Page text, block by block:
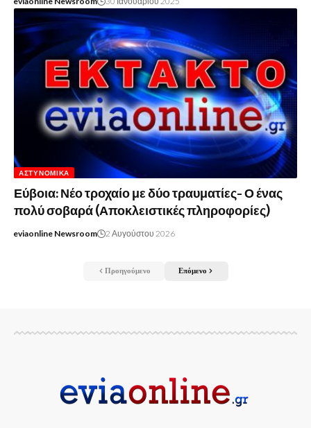
ΑΣΤΥΝΟΜΙΚΆ
Εύβοια: Νέο τροχαίο με δύο τραυματίες- Ο ένας
πολύ σοβαρά (Αποκλειστικές πληροφορίες)
eviaonline Newsroom 2 Αυγούστου 2026
Προηγούμενο Επόμενο